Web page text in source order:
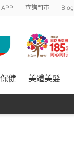
APP 查詢門市 Blog
保健 美體美髮